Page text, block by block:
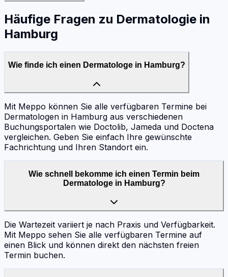
Häufige Fragen zu Dermatologie in
Hamburg
Wie finde ich einen Dermatologe in Hamburg?
Mit Meppo können Sie alle verfügbaren Termine bei
Dermatologen in Hamburg aus verschiedenen
Buchungsportalen wie Doctolib, Jameda und Doctena
vergleichen. Geben Sie einfach Ihre gewünschte
Fachrichtung und Ihren Standort ein.
Wie schnell bekomme ich einen Termin beim
Dermatologe in Hamburg?
Die Wartezeit variiert je nach Praxis und Verfügbarkeit.
Mit Meppo sehen Sie alle verfügbaren Termine auf
einen Blick und können direkt den nächsten freien
Termin buchen.